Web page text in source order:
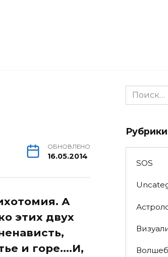
ОБНОВЛЕНО
16.05.2014
А
этих двух
и горе....И,
Search
for:
Рубрики
SOS